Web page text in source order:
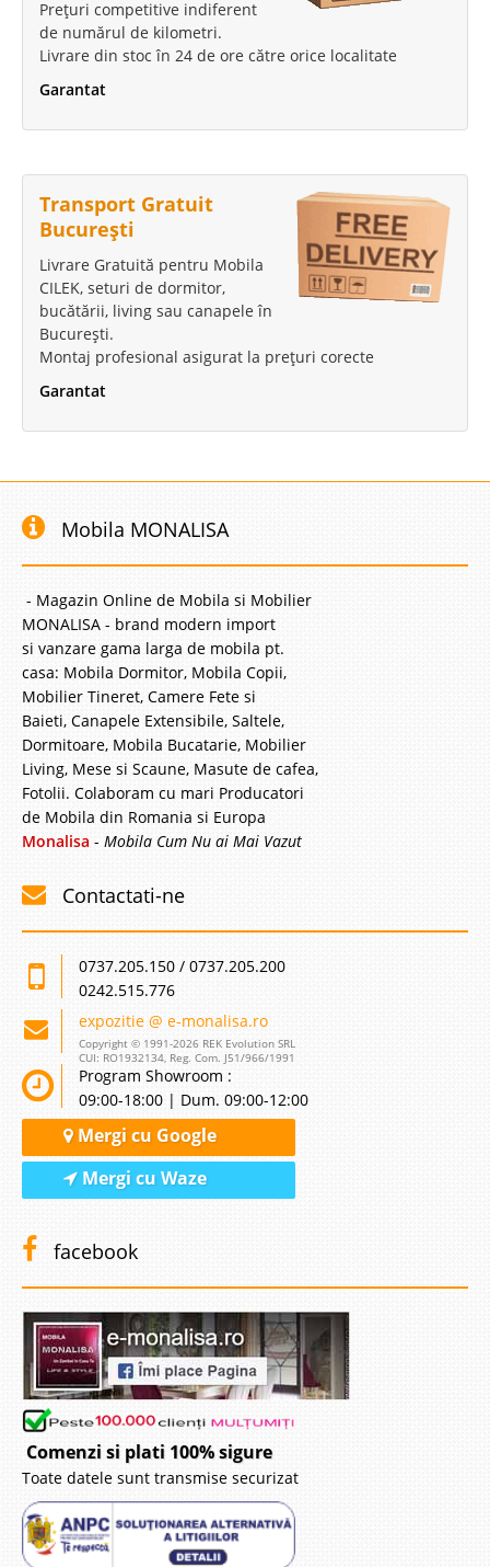
Prețuri competitive indiferent
de numărul de kilometri.
Livrare din stoc în 24 de ore către orice localitate
Garantat
Transport Gratuit
București
Livrare Gratuită pentru Mobila
CILEK, seturi de dormitor,
bucătării, living sau canapele în
București.
Montaj profesional asigurat la prețuri corecte
Garantat
Mobila MONALISA
- Magazin Online de Mobila si Mobilier
MONALISA - brand modern import
si vanzare gama larga de mobila pt.
casa: Mobila Dormitor, Mobila Copii,
Mobilier Tineret, Camere Fete si
Baieti, Canapele Extensibile, Saltele,
Dormitoare, Mobila Bucatarie, Mobilier
Living, Mese si Scaune, Masute de cafea,
Fotolii. Colaboram cu mari Producatori
de Mobila din Romania si Europa
Monalisa - Mobila Cum Nu ai Mai Vazut
Contactati-ne
0737.205.150 / 0737.205.200
0242.515.776
expozitie @ e-monalisa.ro
Copyright © 1991-2026 REK Evolution SRL
CUI: RO1932134, Reg. Com. J51/966/1991
Program Showroom :
09:00-18:00 | Dum. 09:00-12:00
Mergi cu Google
Mergi cu Waze
facebook
Comenzi si plati 100% sigure
Toate datele sunt transmise securizat